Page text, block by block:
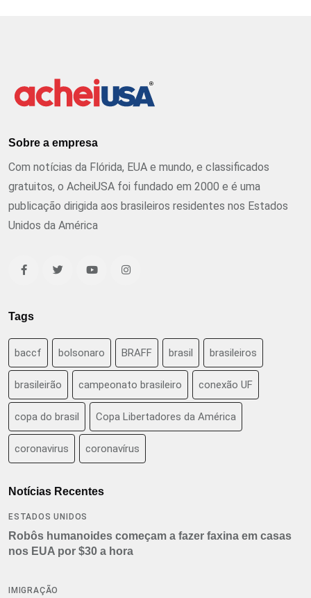
Sobre a empresa
Com notícias da Flórida, EUA e mundo, e classificados
gratuitos, o AcheiUSA foi fundado em 2000 e é uma
publicação dirigida aos brasileiros residentes nos Estados
Unidos da América
Tags
baccf bolsonaro BRAFF brasil brasileiros
brasileirão campeonato brasileiro conexão UF
copa do brasil Copa Libertadores da América
coronavirus coronavírus
Notícias Recentes
ESTADOS UNIDOS
Robôs humanoides começam a fazer faxina em casas
nos EUA por $30 a hora
IMIGRAÇÃO